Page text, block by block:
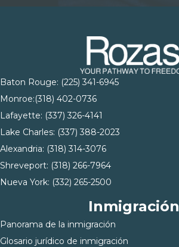
Baton Rouge: (225) 341-6945
Monroe:(318) 402-0736
Lafayette: (337) 326-4141
Lake Charles: (337) 388-2023
Alexandria: (318) 314-3076
Shreveport: (318) 266-7964
Nueva York: (332) 265-2500
Inmigración
Panorama de la inmigración
Glosario jurídico de inmigración